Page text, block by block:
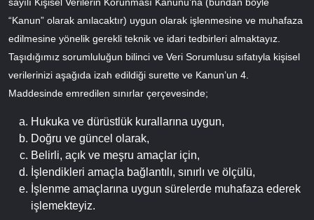
“Kanun” olarak anılacaktır) uygun olarak işlenmesine ve muhafaza
edilmesine yönelik gerekli teknik ve idari tedbirleri almaktayız.
Taşıdığımız sorumluluğun bilinci ve Veri Sorumlusu sıfatıyla kişisel
verilerinizi aşağıda izah edildiği surette ve Kanun’un 4.
Maddesinde emredilen sınırlar çerçevesinde;
Hukuka ve dürüstlük kurallarına uygun,
Doğru ve güncel olarak,
Belirli, açık ve meşru amaçlar için,
İşlendikleri amaçla bağlantılı, sınırlı ve ölçülü,
İşlenme amaçlarına uygun sürelerde muhafaza ederek
işlemekteyiz.